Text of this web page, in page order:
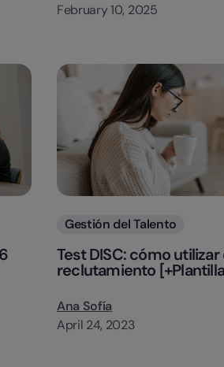
February 10, 2025
Categorias
Gestión del Talento
Test DISC: cómo
reclutamiento
Ana Sofía
April 24, 2023